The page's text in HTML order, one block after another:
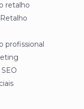
retalho
profissional